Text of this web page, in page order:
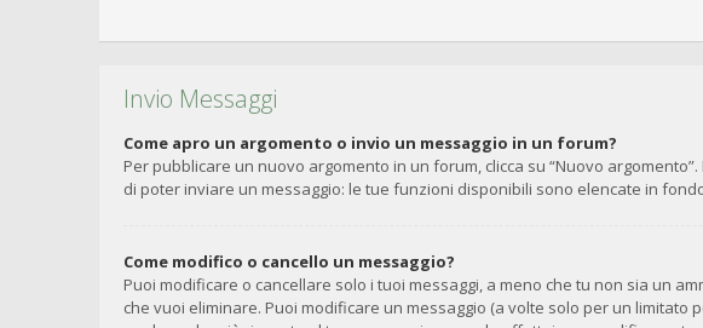
Invio Messaggi
Come apro un argomento o invio un messaggio in un forum?
Per pubblicare un nuovo argomento in un forum, clicca su “Nuovo
di poter inviare un messaggio: le tue funzioni disponibili sono elencate in
Come modifico o cancello un messaggio?
Puoi modificare o cancellare solo i tuoi messaggi, a meno che tu non sia un
che vuoi eliminare. Puoi modificare un messaggio (a volte solo per un